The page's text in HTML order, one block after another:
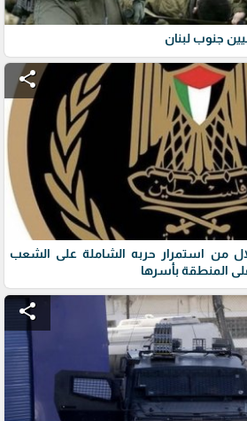
جنوب لبنان
share
من استمرار حربه الشاملة على الشعب
المنطقة بأسرها
share